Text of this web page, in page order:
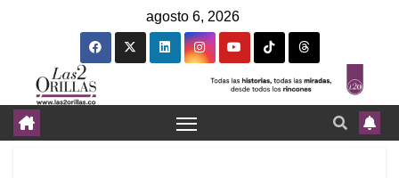
agosto 6, 2026